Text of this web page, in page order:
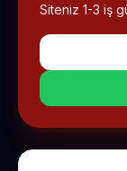
Siteniz 1-3 iş